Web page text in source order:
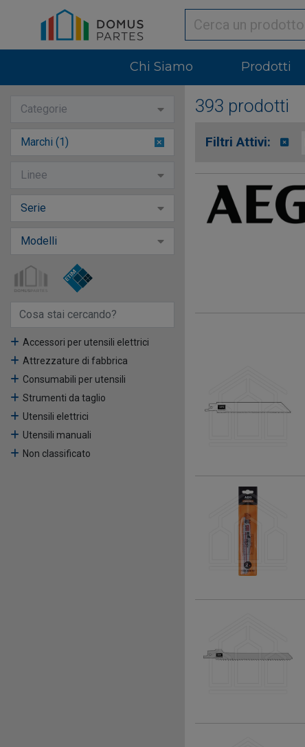
Chi Siamo Prodotti
Categorie
Marchi (1)
Linee
Serie
Modelli
Accessori per utensili elettrici
Attrezzature di fabbrica
Consumabili per utensili
Strumenti da taglio
Utensili elettrici
Utensili manuali
Non classificato
393 prodotti
Filtri Attivi: